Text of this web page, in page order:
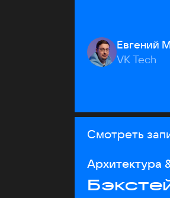
Евгений
VK Tech
Смотреть
Архитектура